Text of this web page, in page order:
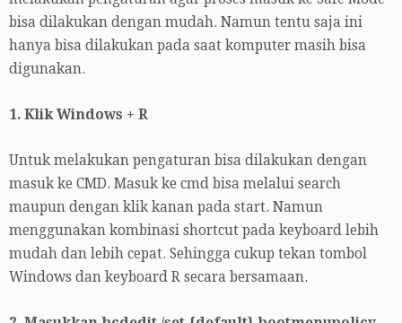
bisa dilakukan dengan mudah. Namun tentu saja ini
hanya bisa dilakukan pada saat komputer masih bisa
digunakan.
1. Klik Windows + R
Untuk melakukan pengaturan bisa dilakukan dengan
masuk ke CMD. Masuk ke cmd bisa melalui search
maupun dengan klik kanan pada start. Namun
menggunakan kombinasi shortcut pada keyboard lebih
mudah dan lebih cepat. Sehingga cukup tekan tombol
Windows dan keyboard R secara bersamaan.